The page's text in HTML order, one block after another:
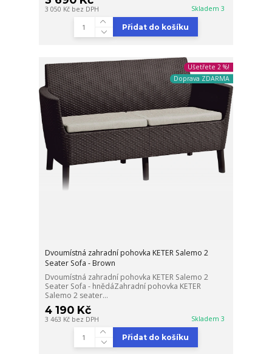
3 050 Kč bez DPH Skladem 3
Přidat do košíku
Ušetřete 2 %!
Doprava ZDARMA
Dvoumístná zahradní pohovka KETER Salemo 2
Seater Sofa - Brown
Dvoumístná zahradní pohovka KETER Salemo 2
Seater Sofa - hnědáZahradní pohovka KETER
Salemo 2 seater...
4 190 Kč
3 463 Kč bez DPH Skladem 3
Přidat do košíku